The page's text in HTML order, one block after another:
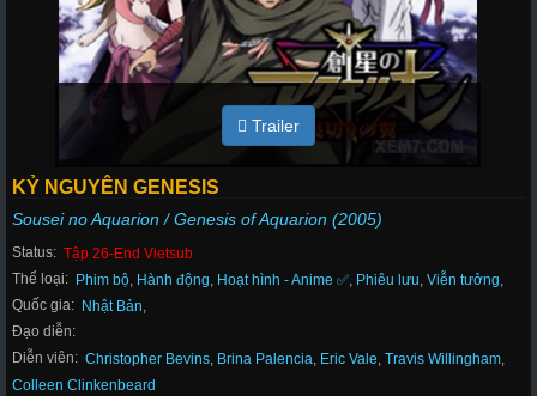
Trailer
KỶ NGUYÊN GENESIS
Sousei no Aquarion / Genesis of Aquarion (2005)
Status: Tập 26-End Vietsub
Thể loại: Phim bộ, Hành động, Hoạt hình - Anime ✅, Phiêu lưu, Viễn tưởng,
Quốc gia: Nhật Bản,
Đạo diễn:
Diễn viên: Christopher Bevins, Brina Palencia, Eric Vale, Travis Willingham,
Colleen Clinkenbeard